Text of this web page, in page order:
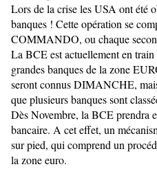
Lors de la crise les USA ont été
banques ! Cette opération se
COMMANDO, ou chaque
La BCE est actuellement en
grandes banques de la zone
seront connus DIMANCHE,
que plusieurs banques sont
Dès Novembre, la BCE prendra
bancaire. A cet effet, un
sur pied, qui comprend un
la zone euro.